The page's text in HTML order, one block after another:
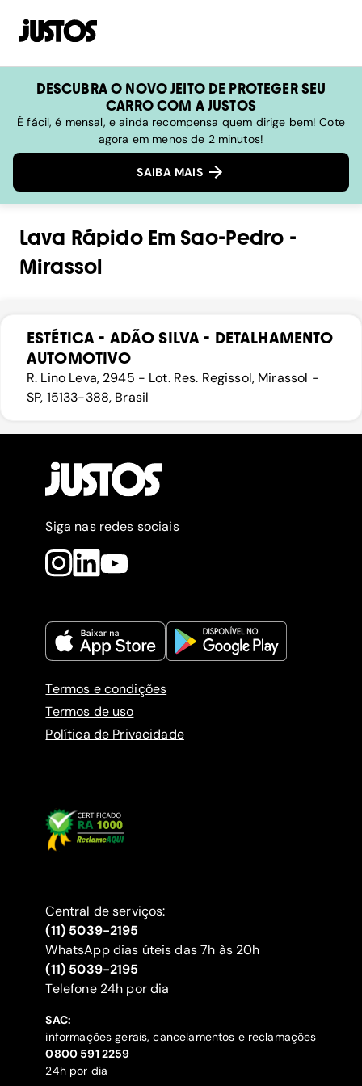
DESCUBRA O NOVO JEITO DE PROTEGER SEU
CARRO COM A JUSTOS
É fácil, é mensal, e ainda recompensa quem dirige bem! Cote
agora em menos de 2 minutos!
SAIBA MAIS
Lava RápidoEm Sao-Pedro -
Mirassol
ESTÉTICA - ADÃO SILVA - DETALHAMENTO
AUTOMOTIVO
R. Lino Leva, 2945 - Lot. Res. Regissol, Mirassol -
SP, 15133-388, Brasil
Siga nas redes sociais
Termos e condições
Termos de uso
Política de Privacidade
Central de serviços:
(11) 5039-2195
WhatsApp dias úteis das 7h às 20h
(11) 5039-2195
‍Telefone 24h por dia
SAC:
informações gerais, cancelamentos e reclamações
‍0800 591 2259
24h por dia